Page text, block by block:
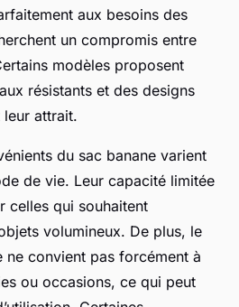
aux besoins des
un compromis entre
modèles proposent
résistants et des designs
attrait.
du sac banane varient
de vie. Leur capacité limitée
celles qui souhaitent
volumineux. De plus, le
convient pas forcément à
ou occasions, ce qui peut